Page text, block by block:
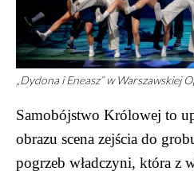
„Dydona i Eneasz” w Warszawskiej
Samobójstwo Królowej to
obrazu scena zejścia do
pogrzeb władczyni, która z